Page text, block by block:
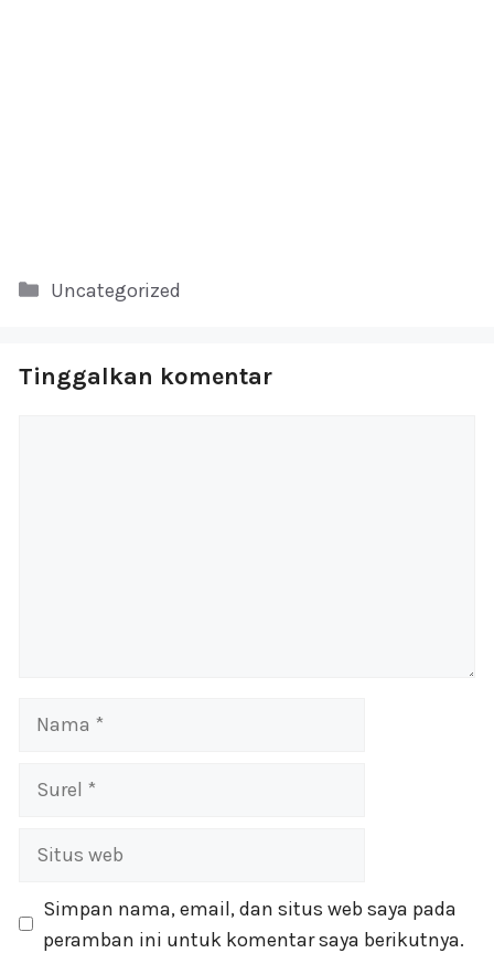
Kategori
Uncategorized
Tinggalkan komentar
Nama
Surel
Situs
Simpan nama, email, dan situs web saya pada
peramban ini untuk komentar saya berikutnya.